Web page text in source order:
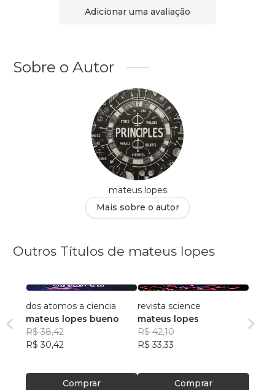
Adicionar uma avaliação
Sobre o Autor
mateus lopes
Mais sobre o autor
Outros Títulos de mateus lopes
dos atomos a ciencia
mateus lopes bueno
R$ 38,42
R$ 30,42
Comprar
revista science
mateus lopes
R$ 42,10
R$ 33,33
Comprar